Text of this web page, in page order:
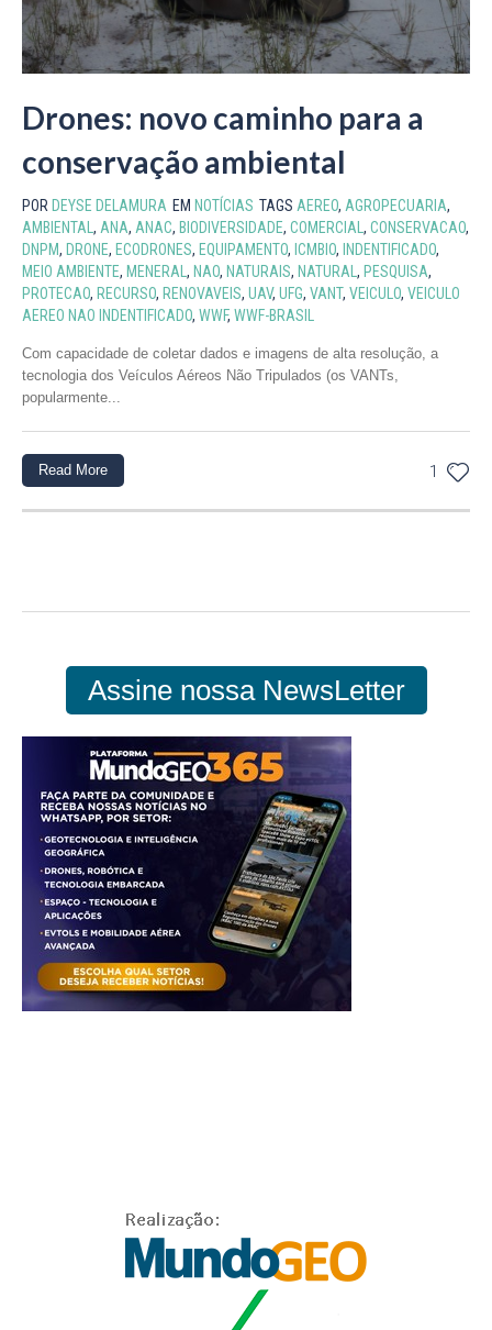
Drones: novo caminho para a
conservação ambiental
POR DEYSE DELAMURA EM NOTÍCIAS TAGS AEREO, AGROPECUARIA,
AMBIENTAL, ANA, ANAC, BIODIVERSIDADE, COMERCIAL, CONSERVACAO,
DNPM, DRONE, ECODRONES, EQUIPAMENTO, ICMBIO, INDENTIFICADO,
MEIO AMBIENTE, MENERAL, NAO, NATURAIS, NATURAL, PESQUISA,
PROTECAO, RECURSO, RENOVAVEIS, UAV, UFG, VANT, VEICULO, VEICULO
AEREO NAO INDENTIFICADO, WWF, WWF-BRASIL
Com capacidade de coletar dados e imagens de alta resolução, a
tecnologia dos Veículos Aéreos Não Tripulados (os VANTs,
popularmente...
1
Read More
Assine nossa NewsLetter